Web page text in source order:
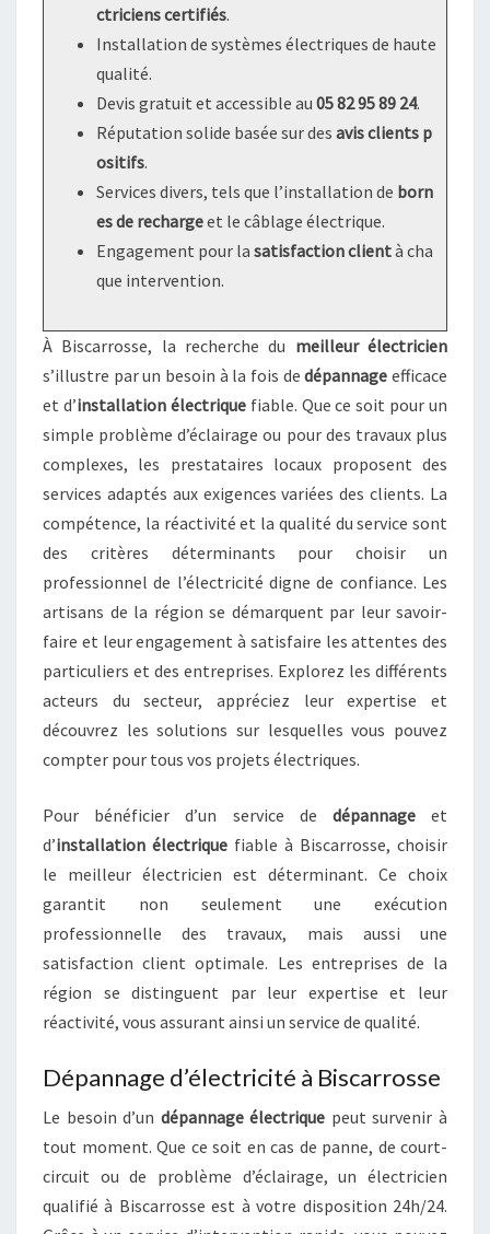
ctriciens certifiés.
Installation de systèmes électriques de haute
qualité.
Devis gratuit et accessible au 05 82 95 89 24.
Réputation solide basée sur des avis clients p
ositifs.
Services divers, tels que l’installation de born
es de rechargeet le câblage électrique.
Engagement pour la satisfaction clientà cha
que intervention.
À Biscarrosse, la recherche du meilleur électricien
s’illustre par un besoin à la fois dedépannage efficace
et d’installation électriquefiable. Que ce soit pour un
simple problème d’éclairage ou pour des travaux plus
complexes, les prestataires locaux proposent des
services adaptés aux exigences variées des clients. La
compétence, la réactivité et la qualité du service sont
des critères déterminants pour choisir un
professionnel de l’électricité digne de confiance. Les
artisans de la région se démarquent par leur savoir-
faire et leur engagement à satisfaire les attentes des
particuliers et des entreprises. Explorez les différents
acteurs du secteur, appréciez leur expertise et
découvrez les solutions sur lesquelles vous pouvez
compter pour tous vos projets électriques.
Pour bénéficier d’un service de dépannageet
d’installation électrique fiable à Biscarrosse, choisir
le meilleur électricien est déterminant. Ce choix
garantit non seulement une exécution
professionnelle des travaux, mais aussi une
satisfaction client optimale. Les entreprises de la
région se distinguent par leur expertise et leur
réactivité, vous assurant ainsi un service de qualité.
Dépannage d’électricité à Biscarrosse
Le besoin d’un dépannage électrique peut survenir à
tout moment. Que ce soit en cas de panne, de court-
circuit ou de problème d’éclairage, un électricien
qualifié à Biscarrosse est à votre disposition 24h/24.